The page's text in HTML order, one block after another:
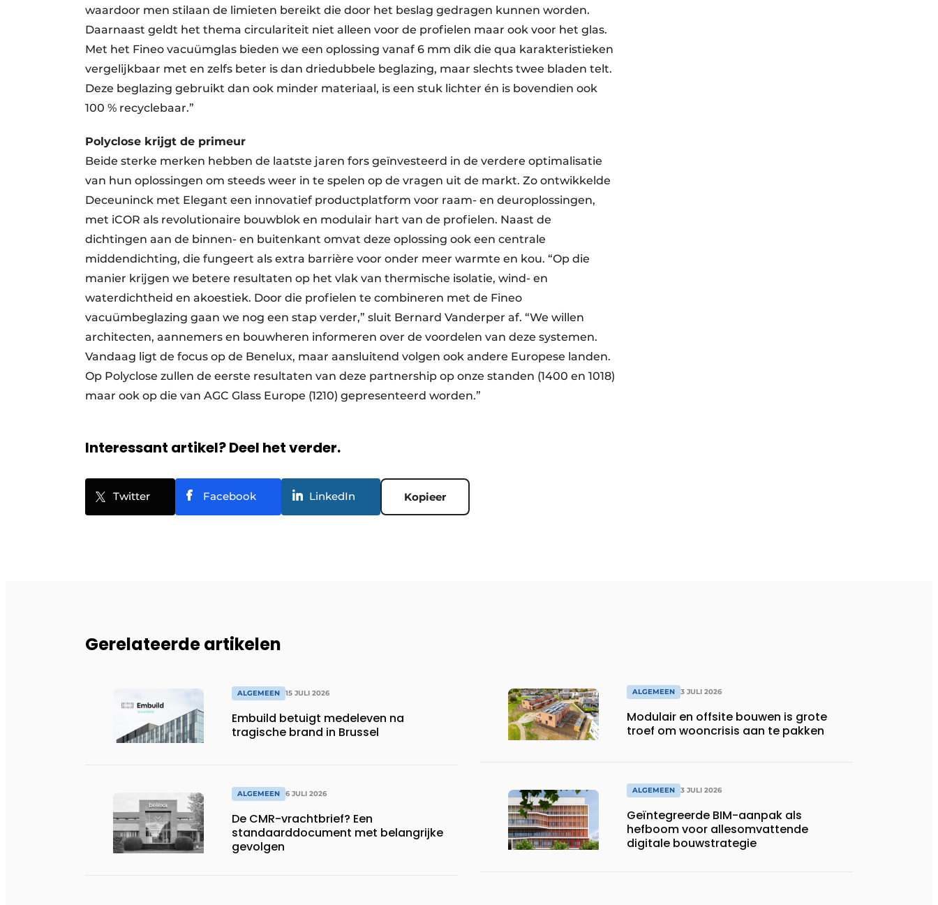
waardoor men stilaan de limieten bereikt die door het beslag gedragen kunnen worden.
Daarnaast geldt het thema circulariteit niet alleen voor de profielen maar ook voor het glas.
Met het Fineo vacuümglas bieden we een oplossing vanaf 6 mm dik die qua karakteristieken
vergelijkbaar met en zelfs beter is dan driedubbele beglazing, maar slechts twee bladen telt.
Deze beglazing gebruikt dan ook minder materiaal, is een stuk lichter én is bovendien ook
100 % recyclebaar.”
Polyclose krijgt de primeur
Beide sterke merken hebben de laatste jaren fors geïnvesteerd in de verdere optimalisatie
van hun oplossingen om steeds weer in te spelen op de vragen uit de markt. Zo ontwikkelde
Deceuninck met Elegant een innovatief productplatform voor raam- en deuroplossingen,
met iCOR als revolutionaire bouwblok en modulair hart van de profielen. Naast de
dichtingen aan de binnen- en buitenkant omvat deze oplossing ook een centrale
middendichting, die fungeert als extra barrière voor onder meer warmte en kou. “Op die
manier krijgen we betere resultaten op het vlak van thermische isolatie, wind- en
waterdichtheid en akoestiek. Door die profielen te combineren met de Fineo
vacuümbeglazing gaan we nog een stap verder,” sluit Bernard Vanderper af. “We willen
architecten, aannemers en bouwheren informeren over de voordelen van deze systemen.
Vandaag ligt de focus op de Benelux, maar aansluitend volgen ook andere Europese landen.
Op Polyclose zullen de eerste resultaten van deze partnership op onze standen (1400 en 1018)
maar ook op die van AGC Glass Europe (1210) gepresenteerd worden.”
Interessant artikel? Deel het verder.
Twitter Facebook LinkedIn Kopieer
Gerelateerde artikelen
ALGEMEEN 15 JULI 2026
Embuild betuigt medeleven na
tragische brand in Brussel
ALGEMEEN 6 JULI 2026
De CMR-vrachtbrief? Een
standaarddocument met belangrijke
gevolgen
ALGEMEEN 3 JULI 2026
Modulair en offsite bouwen is grote
troef om wooncrisis aan te pakken
ALGEMEEN 3 JULI 2026
Geïntegreerde BIM-aanpak als
hefboom voor allesomvattende
digitale bouwstrategie